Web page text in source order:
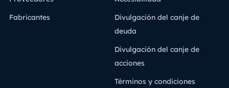
Fabricantes
Divulgación del canje de
deuda
Divulgación del canje de
acciones
Términos y condiciones